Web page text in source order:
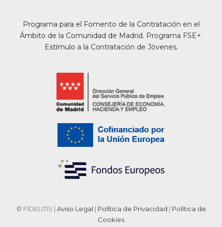
Programa para el Fomento de la Contratación en el
Ámbito de la Comunidad de Madrid. Programa FSE+.
Estímulo a la Contratación de Jóvenes.
© FIDELITIS | Aviso Legal | Política de Privacidad | Política de
Cookies